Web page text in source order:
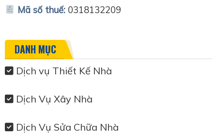
Mã số thuế: 0318132209
DANH MỤC
Dịch vụ Thiết Kế Nhà
Dịch Vụ Xây Nhà
Dịch Vụ Sửa Chữa Nhà